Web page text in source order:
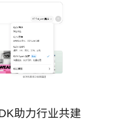
助力行业共建